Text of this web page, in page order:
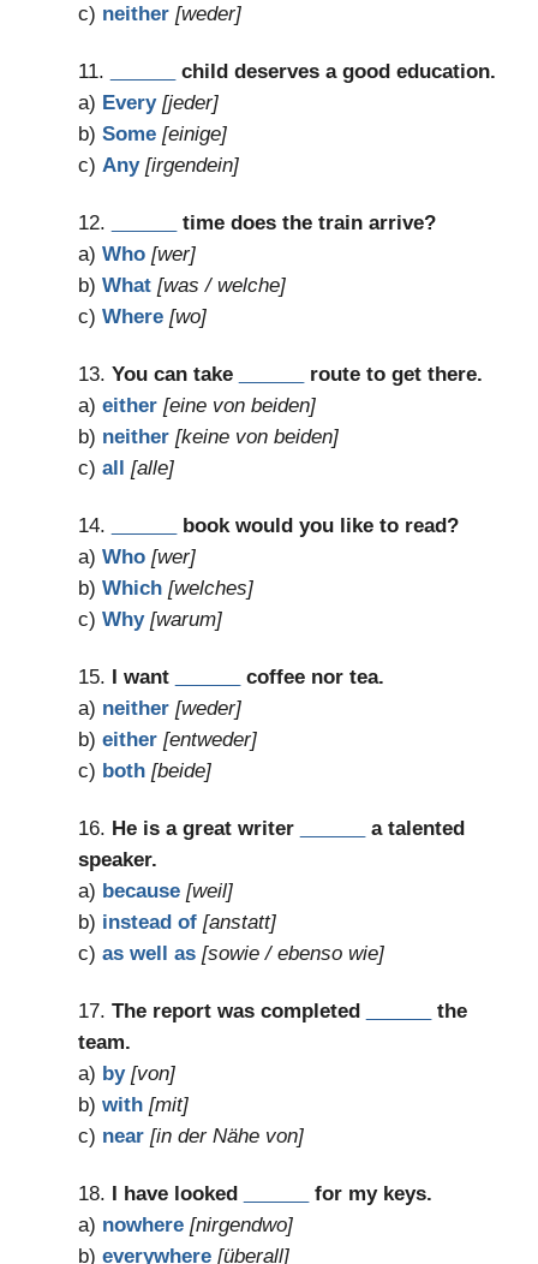
c) neither [weder]
11.
child deserves a good education.
a) Every [jeder]
b) Some [einige]
c) Any [irgendein]
12.
time does the train arrive?
a) Who [wer]
b) What [was / welche]
c) Where [wo]
13. You can take
route to get there.
a) either [eine von beiden]
b) neither [keine von beiden]
c) all [alle]
14.
book would you like to read?
a) Who [wer]
b) Which [welches]
c) Why [warum]
15. I want
coffee nor tea.
a) neither [weder]
b) either [entweder]
c) both [beide]
16. He is a great writer
a talented
speaker.
a) because [weil]
b) instead of [anstatt]
c) as well as [sowie / ebenso wie]
17. The report was completed
the
team.
a) by [von]
b) with [mit]
c) near [in der Nähe von]
18. I have looked
for my keys.
a) nowhere [nirgendwo]
b) everywhere [überall]